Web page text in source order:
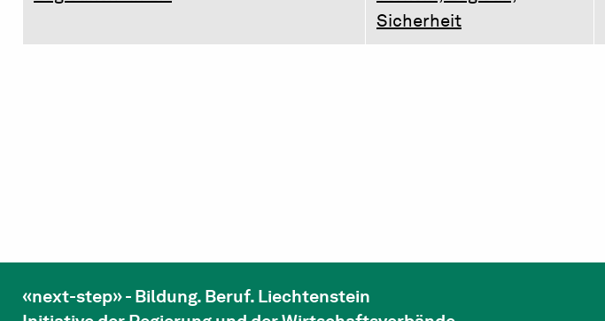
Sicherheit
«next-step» - Bildung. Beruf. Liechtenstein